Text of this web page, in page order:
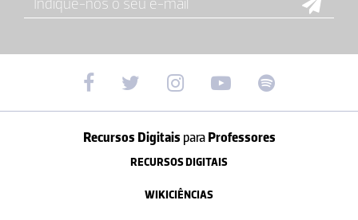
Recursos Digitais paraProfessores
RECURSOS DIGITAIS
WIKICIÊNCIAS